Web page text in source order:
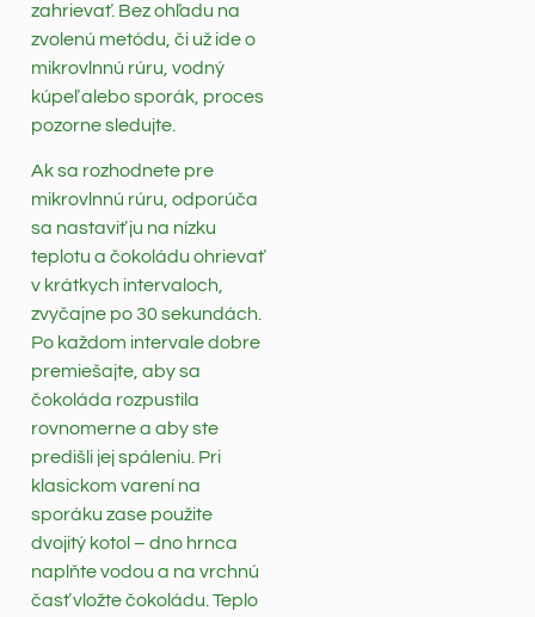
zahrievať. Bez ohľadu na
zvolenú metódu, či už ide o
mikrovlnnú rúru, vodný
kúpeľ alebo sporák, proces
pozorne sledujte.
Ak sa rozhodnete pre
mikrovlnnú rúru, odporúča
sa nastaviť ju na nízku
teplotu a čokoládu ohrievať
v krátkych intervaloch,
zvyčajne po 30 sekundách.
Po každom intervale dobre
premiešajte, aby sa
čokoláda rozpustila
rovnomerne a aby ste
predišli jej spáleniu. Pri
klasickom varení na
sporáku zase použite
dvojitý kotol – dno hrnca
naplňte vodou a na vrchnú
časť vložte čokoládu. Teplo